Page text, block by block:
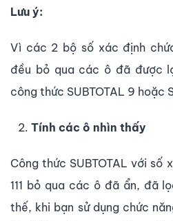
Lưu ý:
Vì các 2 bộ số xác định chức
đều bỏ qua các ô đã được
công thức SUBTOTAL 9 hoặc
Tính các ô nhìn thấy
Công thức SUBTOTAL với số
111 bỏ qua các ô đã ẩn, đã
thế, khi bạn sử dụng chức